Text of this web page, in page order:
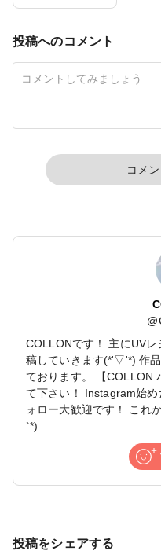
投稿へのコメント
コメ
@
COLLONです！ 主にUV
稿していきます(*'▽'*) 作
ております。 【COLLON
て下さい！ Instagram始
ォロー大歓迎です！ これ
`*)
投稿をシェアする